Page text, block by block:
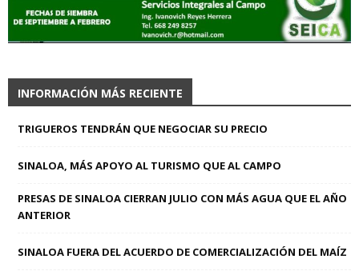
INFORMACIÓN MÁS RECIENTE
TRIGUEROS TENDRÁN QUE NEGOCIAR SU PRECIO
SINALOA, MÁS APOYO AL TURISMO QUE AL CAMPO
PRESAS DE SINALOA CIERRAN JULIO CON MÁS AGUA QUE EL AÑO
ANTERIOR
SINALOA FUERA DEL ACUERDO DE COMERCIALIZACIÓN DEL MAÍZ